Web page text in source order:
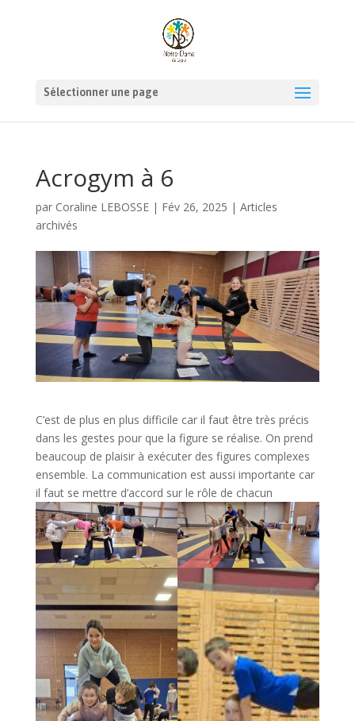
Sélectionner une page
Acrogym à 6
par Coraline LEBOSSE| Fév 26, 2025 | Articles
archivés
C’est de plus en plus difficile car il faut être très précis
dans les gestes pour que la figure se réalise. On prend
beaucoup de plaisir à exécuter des figures complexes
ensemble. La communication est aussi importante car
il faut se mettre d’accord sur le rôle de chacun